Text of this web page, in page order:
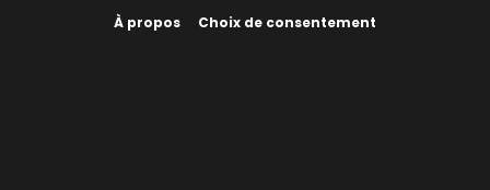
À propos Choix de consentement